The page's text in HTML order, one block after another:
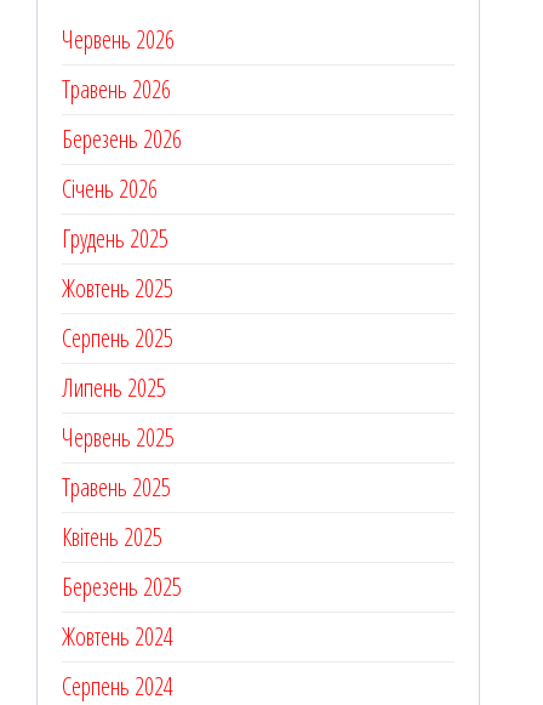
Червень 2026
Травень 2026
Березень 2026
Січень 2026
Грудень 2025
Жовтень 2025
Серпень 2025
Липень 2025
Червень 2025
Травень 2025
Квітень 2025
Березень 2025
Жовтень 2024
Серпень 2024